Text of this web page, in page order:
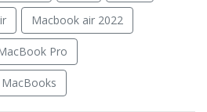
Macbook air 2022
Pro
MacBooks